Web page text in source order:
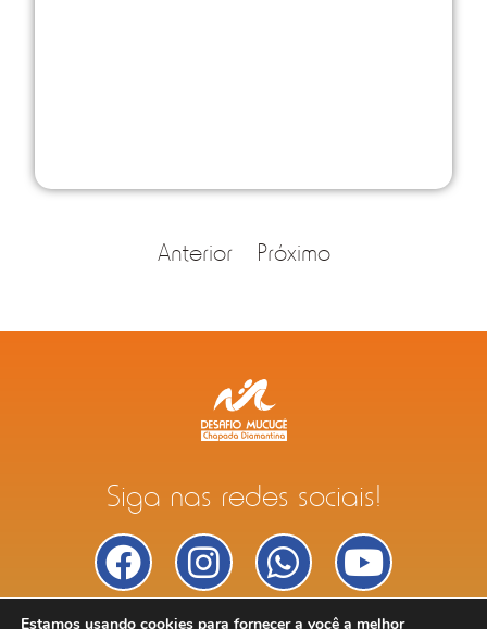
Anterior Próximo
Siga nas redes sociais!
Políticas de Privacidade
Estamos usando cookies para fornecer a você a melhor